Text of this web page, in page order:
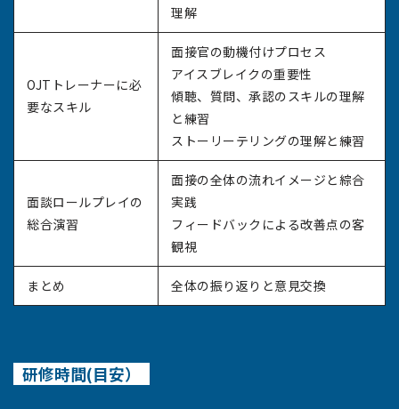
理解
OJTトレーナーに必
要なスキル
面接官の動機付けプロセス
アイスブレイクの重要性
傾聴、質問、承認のスキルの理解
と練習
ストーリーテリングの理解と練習
面談ロールプレイの
総合演習
面接の全体の流れイメージと綜合
実践
フィードバックによる改善点の客
観視
まとめ 全体の振り返りと意見交換
研修時間(目安）